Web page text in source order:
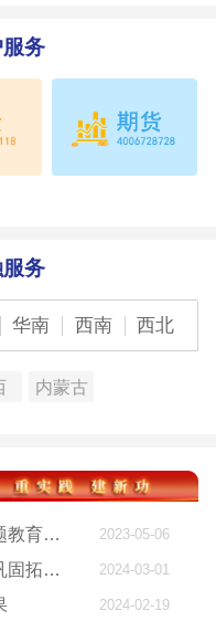
务
务
华南 西南 西北
内蒙古
中央精神 | 习近平：扎实抓好主题教育 为奋进新征程凝心聚力 2023-05-06
中央精神 | 中共中央办公厅关于巩固拓展学习贯彻习近平新时代中国特色社会主义思想主题教育成果的意见 2024-03-01
2024-02-19